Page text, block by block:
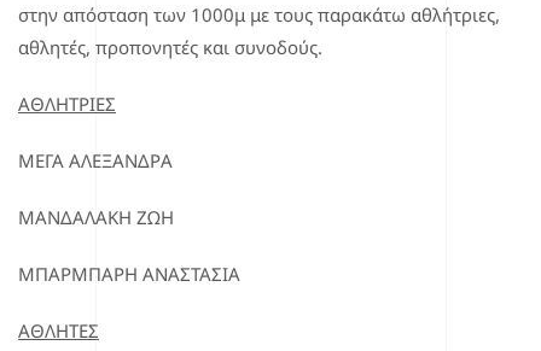
στην απόσταση των 1000μ με τους παρακάτω αθλήτριες,
αθλητές, προπονητές και συνοδούς.
ΑΘΛΗΤΡΙΕΣ
ΜΕΓΑ ΑΛΕΞΑΝΔΡΑ
ΜΑΝΔΑΛΑΚΗ ΖΩΗ
ΜΠΑΡΜΠΑΡΗ ΑΝΑΣΤΑΣΙΑ
ΑΘΛΗΤΕΣ